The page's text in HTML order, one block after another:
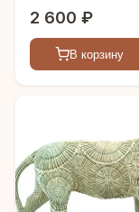
2 600 ₽
В корзину